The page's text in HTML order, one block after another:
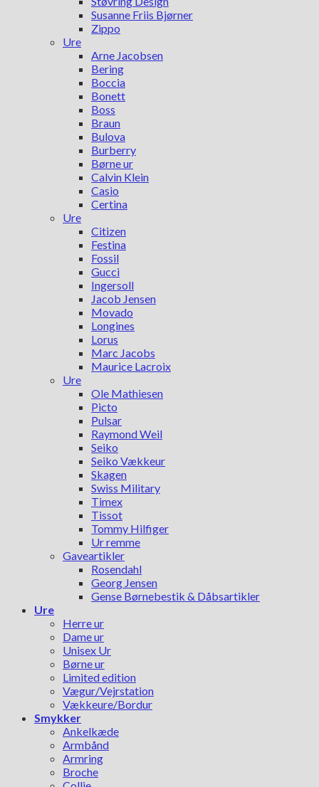
Susanne Friis Bjørner
Zippo
Ure
Arne Jacobsen
Bering
Boccia
Bonett
Boss
Braun
Bulova
Burberry
Børne ur
Calvin Klein
Casio
Certina
Ure
Citizen
Festina
Fossil
Gucci
Ingersoll
Jacob Jensen
Movado
Longines
Lorus
Marc Jacobs
Maurice Lacroix
Ure
Ole Mathiesen
Picto
Pulsar
Raymond Weil
Seiko
Seiko Vækkeur
Skagen
Swiss Military
Timex
Tissot
Tommy Hilfiger
Ur remme
Gaveartikler
Rosendahl
Georg Jensen
Gense Børnebestik & Dåbsartikler
Ure
Herre ur
Dame ur
Unisex Ur
Børne ur
Limited edition
Vægur/Vejrstation
Vækkeure/Bordur
Smykker
Ankelkæde
Armbånd
Armring
Broche